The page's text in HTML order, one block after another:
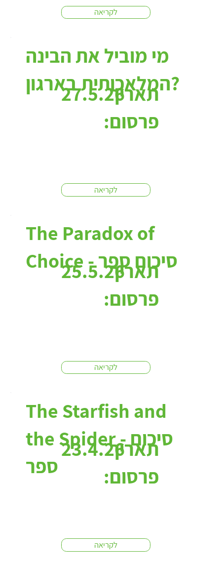
לקריאה
מי מוביל את הבינה
המלאכותית בארגון?
לקריאה
27.5.26תאריך
פרסום:
The Paradox of
Choice - סיכום ספר
לקריאה
25.5.26תאריך
פרסום:
The Starfish and
the Spider - סיכום
ספר
לקריאה
23.4.26תאריך
פרסום: